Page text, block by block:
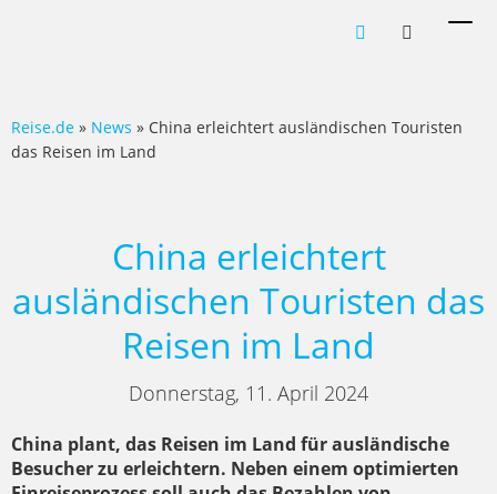
Reise.de » News » China erleichtert ausländischen Touristen
das Reisen im Land
China erleichtert
ausländischen Touristen das
Reisen im Land
Donnerstag, 11. April 2024
China plant, das Reisen im Land für ausländische
Besucher zu erleichtern. Neben einem optimierten